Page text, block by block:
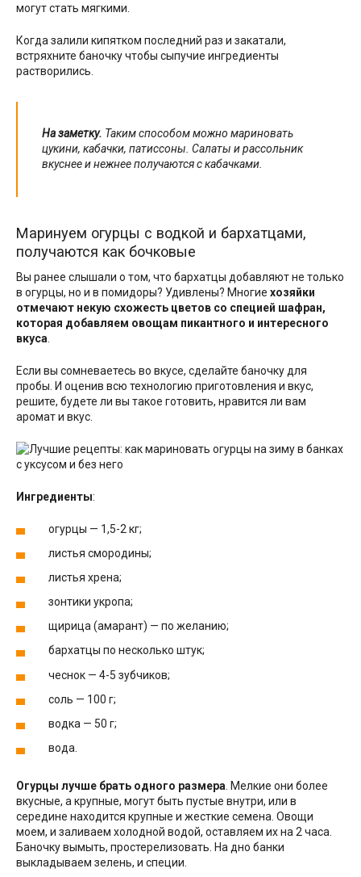
могут стать мягкими.
Когда залили кипятком последний раз и закатали,
встряхните баночку чтобы сыпучие ингредиенты
растворились.
На заметку. Таким способом можно мариновать
цукини, кабачки, патиссоны. Салаты и рассольник
вкуснее и нежнее получаются с кабачками.
Маринуем огурцы с водкой и бархатцами,
получаются как бочковые
Вы ранее слышали о том, что бархатцы добавляют не только
в огурцы, но и в помидоры? Удивлены? Многие хозяйки
отмечают некую схожесть цветов со специей шафран,
которая добавляем овощам пикантного и интересного
вкуса
Если вы сомневаетесь во вкусе, сделайте баночку для
пробы. И оценив всю технологию приготовления и вкус,
решите, будете ли вы такое готовить, нравится ли вам
аромат и вкус.
Ингредиенты:
огурцы — 1,5-2 кг;
листья смородины;
листья хрена;
зонтики укропа;
щирица (амарант) — по желанию;
бархатцы по несколько штук;
чеснок — 4-5 зубчиков;
соль — 100 г;
водка — 50 г;
вода.
Огурцы лучше брать одного размера. Мелкие они более
вкусные, а крупные, могут быть пустые внутри, или в
середине находится крупные и жесткие семена. Овощи
моем, и заливаем холодной водой, оставляем их на 2 часа.
Баночку вымыть, простерелизовать. На дно банки
выкладываем зелень, и специи.